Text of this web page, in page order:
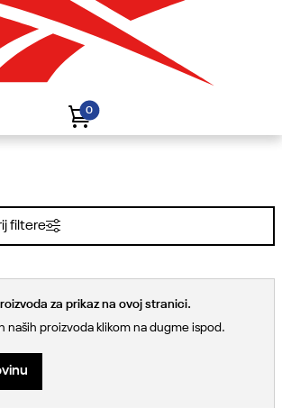
0
filtere
za prikaz na ovoj stranici.
naših proizvoda klikom na dugme ispod.